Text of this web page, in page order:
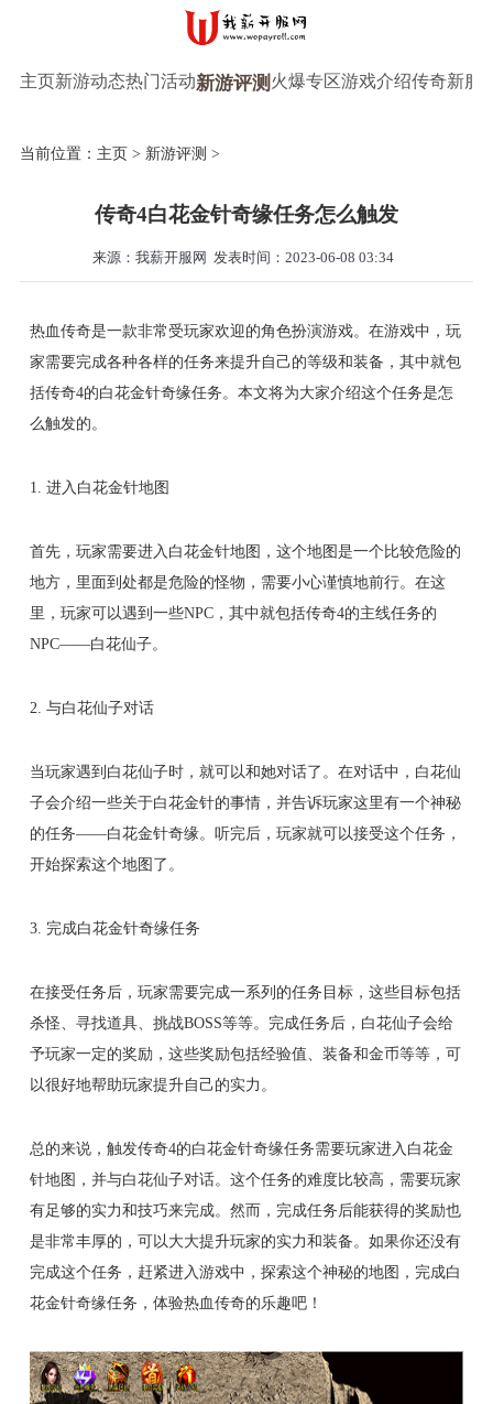
主页新游动态热门活动新游评测 火爆专区游戏介绍传奇新服
当前位置： 主页> 新游评测 >
传奇4白花金针奇缘任务怎么触发
来源：我薪开服网 发表时间：2023-06-08 03:34
热血传奇是一款非常受玩家欢迎的角色扮演游戏。在游戏中，玩
家需要完成各种各样的任务来提升自己的等级和装备，其中就包
括传奇4的白花金针奇缘任务。本文将为大家介绍这个任务是怎
么触发的。
1. 进入白花金针地图
首先，玩家需要进入白花金针地图，这个地图是一个比较危险的
地方，里面到处都是危险的怪物，需要小心谨慎地前行。在这
里，玩家可以遇到一些NPC，其中就包括传奇4的主线任务的
NPC——白花仙子。
2. 与白花仙子对话
当玩家遇到白花仙子时，就可以和她对话了。在对话中，白花仙
子会介绍一些关于白花金针的事情，并告诉玩家这里有一个神秘
的任务——白花金针奇缘。听完后，玩家就可以接受这个任务，
开始探索这个地图了。
3. 完成白花金针奇缘任务
在接受任务后，玩家需要完成一系列的任务目标，这些目标包括
杀怪、寻找道具、挑战BOSS等等。完成任务后，白花仙子会给
予玩家一定的奖励，这些奖励包括经验值、装备和金币等等，可
以很好地帮助玩家提升自己的实力。
总的来说，触发传奇4的白花金针奇缘任务需要玩家进入白花金
针地图，并与白花仙子对话。这个任务的难度比较高，需要玩家
有足够的实力和技巧来完成。然而，完成任务后能获得的奖励也
是非常丰厚的，可以大大提升玩家的实力和装备。如果你还没有
完成这个任务，赶紧进入游戏中，探索这个神秘的地图，完成白
花金针奇缘任务，体验热血传奇的乐趣吧！